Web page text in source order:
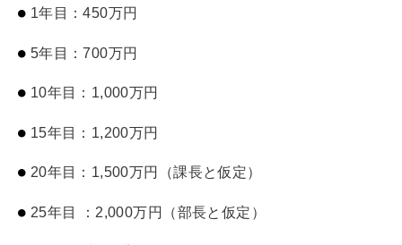
1年目：450万円
5年目：700万円
10年目：1,000万円
15年目：1,200万円
20年目：1,500万円（課長と仮定）
25年目 ：2,000万円（部長と仮定）